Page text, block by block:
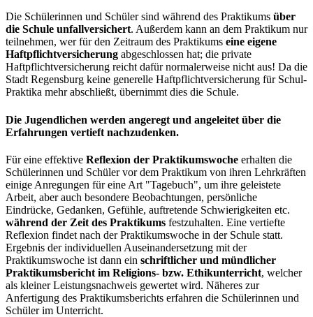
Die Schülerinnen und Schüler sind während des Praktikums über
die Schule unfallversichert. Außerdem kann an dem Praktikum nur
teilnehmen, wer für den Zeitraum des Praktikums eine eigene
Haftpflichtversicherung abgeschlossen hat; die private
Haftpflichtversicherung reicht dafür normalerweise nicht aus! Da die
Stadt Regensburg keine generelle Haftpflichtversicherung für Schul-
Praktika mehr abschließt, übernimmt dies die Schule.
Die Jugendlichen werden angeregt und angeleitet über die
Erfahrungen vertieft nachzudenken.
Für eine effektive Reflexion der Praktikumswoche erhalten die
Schülerinnen und Schüler vor dem Praktikum von ihren Lehrkräften
einige Anregungen für eine Art "Tagebuch", um ihre geleistete
Arbeit, aber auch besondere Beobachtungen, persönliche
Eindrücke, Gedanken, Gefühle, auftretende Schwierigkeiten etc.
während der Zeit des Praktikums festzuhalten. Eine vertiefte
Reflexion findet nach der Praktikumswoche in der Schule statt.
Ergebnis der individuellen Auseinandersetzung mit der
Praktikumswoche ist dann ein schriftlicher und mündlicher
Praktikumsbericht im Religions- bzw. Ethikunterricht, welcher
als kleiner Leistungsnachweis gewertet wird. Näheres zur
Anfertigung des Praktikumsberichts erfahren die Schülerinnen und
Schüler im Unterricht.